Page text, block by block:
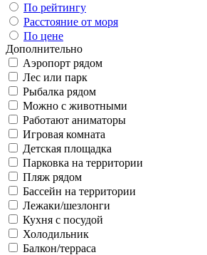
По рейтингу
Расстояние от моря
По цене
Дополнительно
Аэропорт рядом
Лес или парк
Рыбалка рядом
Можно с животными
Работают аниматоры
Игровая комната
Детская площадка
Парковка на территории
Пляж рядом
Бассейн на территории
Лежаки/шезлонги
Кухня с посудой
Холодильник
Балкон/терраса